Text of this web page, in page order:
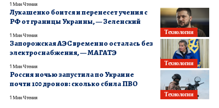
1 Мин Чтения
Технологии
Лукашенко боится и перенесет учения с
РФ от границы Украины, — Зеленский
1 Мин Чтения
Технологии
Запорожская АЭС временно осталась без
электроснабжения, — МАГАТЭ
1 Мин Чтения
Технологии
Россия ночью запустила по Украине
почти 100 дронов: сколько сбила ПВО
1 Мин Чтения